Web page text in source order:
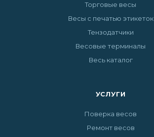
Торговые весы
Весы с печатью этикеток
Тензодатчики
Весовые терминалы
Весь каталог
УСЛУГИ
Поверка весов
Ремонт весов